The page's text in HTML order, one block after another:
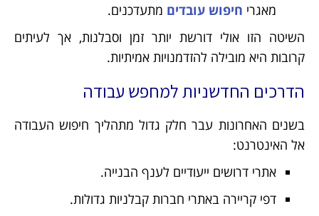
מאגרי חיפוש עובדים מתעדכנים.
השיטה הזו אולי דורשת יותר זמן וסבלנות, אך לעיתים
קרובות היא מובילה להזדמנויות אמיתיות.
הדרכים החדשניות למחפש עבודה
בשנים האחרונות עבר חלק גדול מתהליך חיפוש העבודה
אל האינטרנט:
אתרי דרושים ייעודיים לענף הבנייה.
דפי קריירה באתרי חברות קבלניות גדולות.